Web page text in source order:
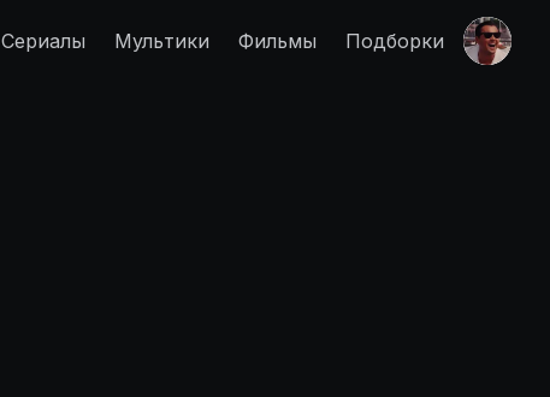
Сериалы Мультики Фильмы Подборки